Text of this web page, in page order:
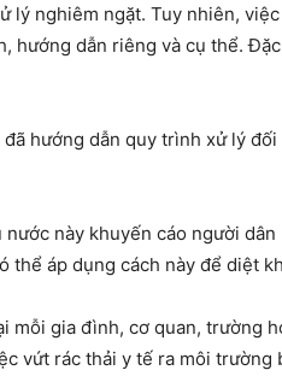
nghiêm ngặt. Tuy nhiên,
hướng dẫn riêng và cụ thể.
hướng dẫn quy trình xử lý
này khuyến cáo người
áp dụng cách này để diệt
gia đình, cơ quan, trường
vứt rác thải y tế ra môi